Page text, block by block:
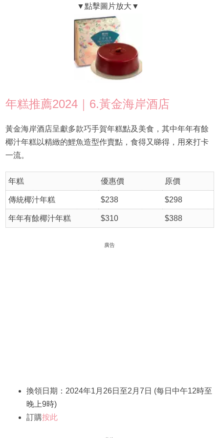
年糕推薦2024｜6.黃金海岸酒店
黃金海岸酒店呈獻多款巧手賀年糕點及美食，其中年年有餘
椰汁年糕以精緻的鯉魚造型作賣點，食得又睇得，用來打卡
一流。
年糕 優惠價 原價
傳統椰汁年糕 $238 $298
年年有餘椰汁年糕 $310 $388
廣告
換領日期：2024年1月26日至2月7日 (每日中午12時至
晚上9時)
訂購按此